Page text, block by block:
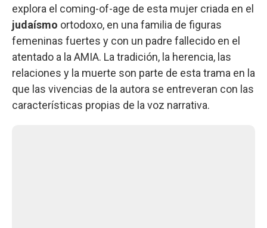
explora el coming-of-age de esta mujer criada en el
judaísmo ortodoxo, en una familia de figuras
femeninas fuertes y con un padre fallecido en el
atentado a la AMIA. La tradición, la herencia, las
relaciones y la muerte son parte de esta trama en la
que las vivencias de la autora se entreveran con las
características propias de la voz narrativa.